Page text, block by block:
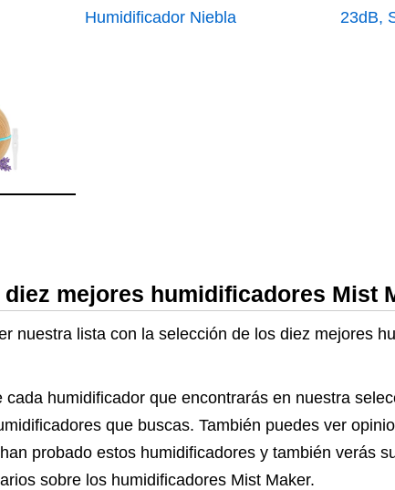
Humidificador Niebla
23dB,
mejores humidificadores Mist
nuestra lista con la selección de los diez mejores
cada humidificador que encontrarás en nuestra
que buscas. También puedes ver
probado estos humidificadores y también verás
sobre los humidificadores Mist Maker.